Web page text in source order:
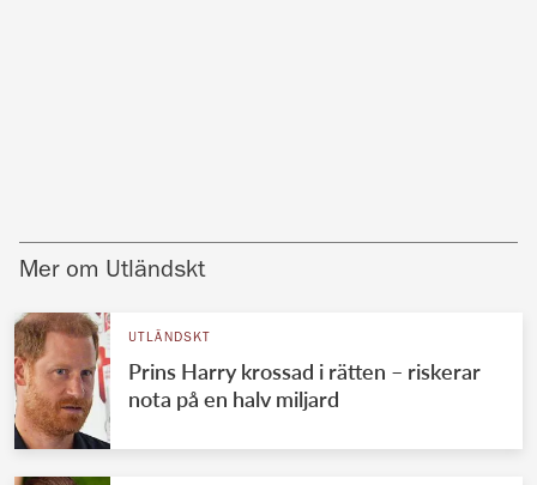
Mer om Utländskt
UTLÄNDSKT
Prins Harry krossad i rätten – riskerar
nota på en halv miljard